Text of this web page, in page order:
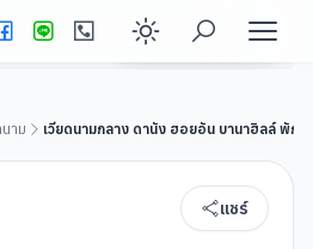
Enable dark
(EK)
ดูรายละเอียดทัวร์
นาม เวียดนามกลาง ดานัง ฮอยอัน บานาฮิลล์ พัก
แชร์